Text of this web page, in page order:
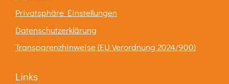
Privatsphäre Einstellungen
Datenschutzerklärung
Transparenzhinweise (EU Verordnung 2024/900)
Links